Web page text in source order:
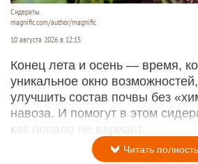
Сидераты.
magnific.com/author/magnific
10 августа 2026 в 12:15
Конец лета и осень — время,
уникальное окно
улучшить состав почвы без
навоза. И помогут в этом
как попало не вариант.
Читать